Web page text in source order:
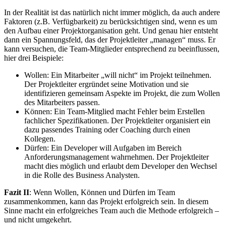
In der Realität ist das natürlich nicht immer möglich, da auch andere
Faktoren (z.B. Verfügbarkeit) zu berücksichtigen sind, wenn es um
den Aufbau einer Projektorganisation geht. Und genau hier entsteht
dann ein Spannungsfeld, das der Projektleiter „managen“ muss. Er
kann versuchen, die Team-Mitglieder entsprechend zu beeinflussen,
hier drei Beispiele:
Wollen: Ein Mitarbeiter „will nicht“ im Projekt teilnehmen.
Der Projektleiter ergründet seine Motivation und sie
identifizieren gemeinsam Aspekte im Projekt, die zum Wollen
des Mitarbeiters passen.
Können: Ein Team-Mitglied macht Fehler beim Erstellen
fachlicher Spezifikationen. Der Projektleiter organisiert ein
dazu passendes Training oder Coaching durch einen
Kollegen.
Dürfen: Ein Developer will Aufgaben im Bereich
Anforderungsmanagement wahrnehmen. Der Projektleiter
macht dies möglich und erlaubt dem Developer den Wechsel
in die Rolle des Business Analysten.
Fazit II: Wenn Wollen, Können und Dürfen im Team
zusammenkommen, kann das Projekt erfolgreich sein. In diesem
Sinne macht ein erfolgreiches Team auch die Methode erfolgreich –
und nicht umgekehrt.